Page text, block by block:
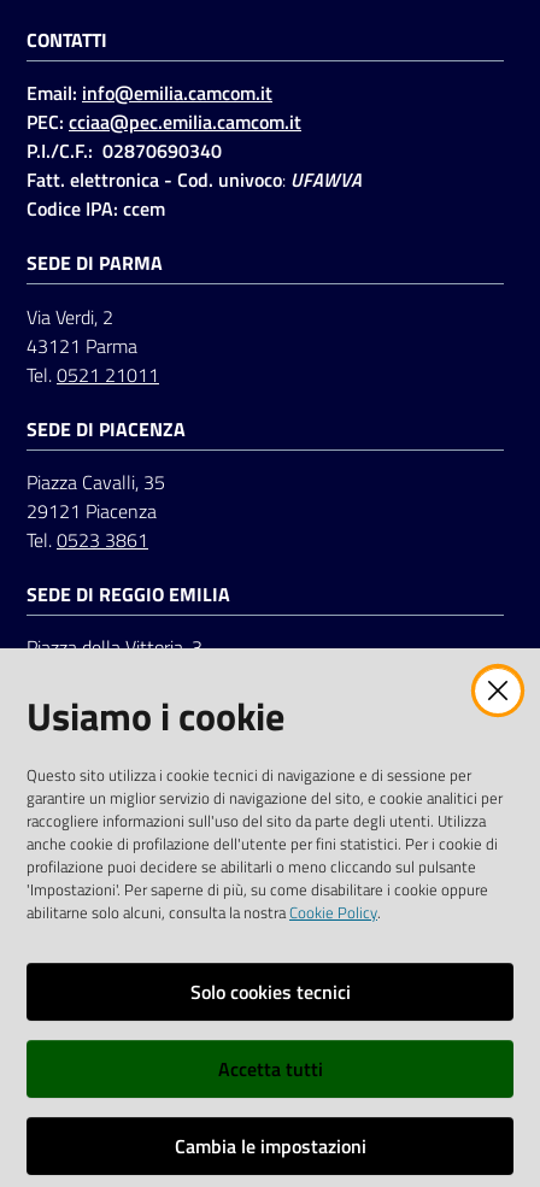
Seguici
su
CONTATTI
Email: info@emilia.camcom.it
PEC: cciaa@pec.emilia.camcom.it
P.I./C.F.: 02870690340
Fatt. elettronica - Cod. univoco: UFAWVA
Codice IPA: ccem
SEDE DI PARMA
Via Verdi, 2
43121 Parma
Tel.0521 21011
SEDE DI PIACENZA
Piazza Cavalli, 35
29121 Piacenza
Tel.0523 3861
SEDE DI REGGIO EMILIA
Piazza della Vittoria, 3
Tel.0522 7961
LinkedinFacebookInstagram
Informative e liberatorie privacy
Dichiarazione di accessibilità
Web Analitycs Italia
Usiamo i cookie
Questo sito utilizza i cookie tecnici di navigazione e di sessione per
garantire un miglior servizio di navigazione del sito, e cookie analitici per
raccogliere informazioni sull'uso del sito da parte degli utenti. Utilizza
anche cookie di profilazione dell'utente per fini statistici. Per i cookie di
profilazione puoi decidere se abilitarli o meno cliccando sul pulsante
'Impostazioni'. Per saperne di più, su come disabilitare i cookie oppure
abilitarne solo alcuni, consulta la nostraCookie Policy.
Solo cookies tecnici
Accetta tutti
Cambia le impostazioni